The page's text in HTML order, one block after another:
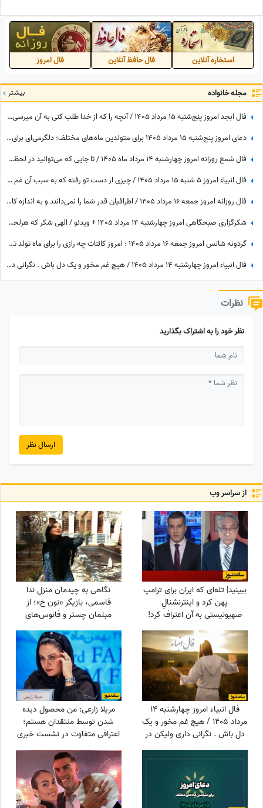
خودش دفاع کنه + ویدئو
استخاره آنلاین فال حافظ آنلاین فال امروز
مجله خانواده بیشتر
فال ابجد امروز پنج‌شنبه 15 مرداد 1405 / آنچه را که از خدا طلب کنی به آن میرسی اما ...
دعای امروز پنج‌شنبه 15 مرداد 1405 برای متولدین ماه‌های مختلف؛ دلگرمی‌ای برای هر کس که در آرزوها و نیازهای زندگی مانده است
فال شمع روزانه امروز چهارشنبه 14 مرداد ماه 1405 / تا جایی که می‌توانید در لحظه حال زندگی کرده و از آن نهایت استفاده را ببرید
فال انبیاء امروز 5 شنبه 15 مرداد 1405 / چیزی از دست تو رفته که به سبب آن غم واندوه می‌خوری، اما ...
فال روزانه امروز جمعه 16 مرداد 1405 / اطرافیان قدر شما را نمی‌دانند و به اندازه کافی به شما ارزش نمی‌دهند، اما به زودی متوجه می‌شوید که ...
شکرگزاری صبحگاهی امروز چهارشنبه 14 مرداد 1405 + ویدئو / الهی شکر که هرلحظه هوامو داشتی؛ حتی لحظاتی که خودم خودمو فراموش کرده بودم
گردونه شانس امروز جمعه 16 مرداد 1405 ؛ امروز کائنات چه رازی را برای ماه تولد تو فاش کرده؟
فال انبیاء امروز چهارشنبه 14 مرداد 1405 / هیچ غم مخور و یک دل باش . نگرانی داری ولیکن در دل خود غم راه مده
نظرات
نظر خود را به اشتراک بگذارید
ارسال نظر
از سراسر وب
ببینید| تله‌ای که ایران برای ترامپ
پهن کرد و اینترنشنالِ
صهیونیستی به آن اعتراف کرد!
نگاهی به چیدمان منزل ندا
قاسمی، بازیگر «نون خ»؛ از
مبلمان چستر و فانوس‌های
دکوراتیو تا کابینت شیشه‌ای و
آباژورهای کلاسیک
فال انبیاء امروز چهارشنبه 14
مرداد 1405 / هیچ غم مخور و یک
دل باش . نگرانی داری ولیکن در
دل خود غم راه مده
مریلا زارعی: من محصول دیده
شدن توسط منتقدان هستم؛
اعترافی متفاوت در نشست خبری
«موسی کلیم‌الله» + ویدئو